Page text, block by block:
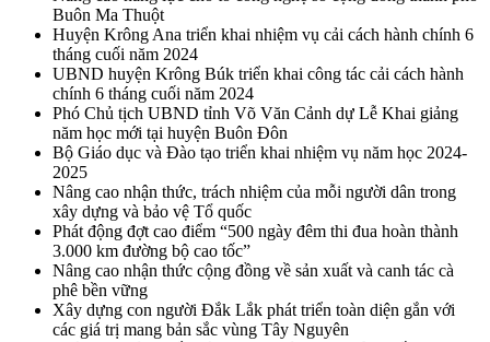
Buôn Ma Thuột
Huyện Krông Ana triển khai nhiệm vụ cải cách hành chính 6
tháng cuối năm 2024
UBND huyện Krông Búk triển khai công tác cải cách hành
chính 6 tháng cuối năm 2024
Phó Chủ tịch UBND tỉnh Võ Văn Cảnh dự Lễ Khai giảng
năm học mới tại huyện Buôn Đôn
Bộ Giáo dục và Đào tạo triển khai nhiệm vụ năm học 2024-
2025
Nâng cao nhận thức, trách nhiệm của mỗi người dân trong
xây dựng và bảo vệ Tổ quốc
Phát động đợt cao điểm “500 ngày đêm thi đua hoàn thành
3.000 km đường bộ cao tốc”
Nâng cao nhận thức cộng đồng về sản xuất và canh tác cà
phê bền vững
Xây dựng con người Đắk Lắk phát triển toàn diện gắn với
các giá trị mang bản sắc vùng Tây Nguyên